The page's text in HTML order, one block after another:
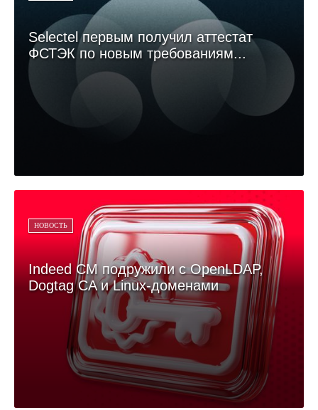
Selectel первым получил аттестат
ФСТЭК по новым требованиям...
НОВОСТЬ
Indeed CM подружили с OpenLDAP,
Dogtag CA и Linux-доменами